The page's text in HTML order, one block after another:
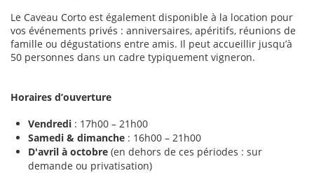
Le Caveau Corto est également disponible à la location pour
vos événements privés : anniversaires, apéritifs, réunions de
famille ou dégustations entre amis. Il peut accueillir jusqu’à
50 personnes dans un cadre typiquement vigneron.
Horaires d’ouverture
Vendredi : 17h00 – 21h00
Samedi & dimanche : 16h00 – 21h00
D'avril à octobre (en dehors de ces périodes : sur
demande ou privatisation)